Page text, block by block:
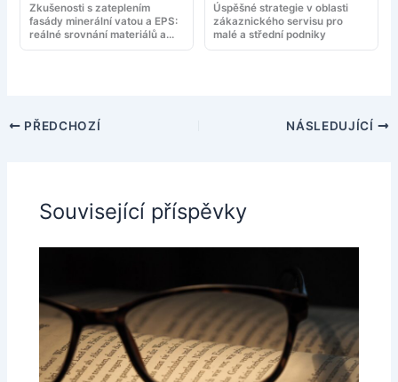
Zkušenosti s zateplením
fasády minerální vatou a EPS:
reálné srovnání materiálů a
montáže
Úspěšné strategie v oblasti
zákaznického servisu pro
malé a střední podniky
PŘEDCHOZÍ NÁSLEDUJÍCÍ
Související příspěvky